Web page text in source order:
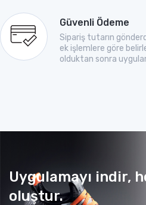
Güvenli Ödeme
Sipariş tutarın
ek işlemlere göre
olduktan sonra
Uygulamayı indir,
oluştur.